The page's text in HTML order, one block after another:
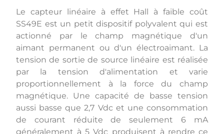
Le capteur linéaire à effet Hall à faible coût
SS49E est un petit dispositif polyvalent qui est
actionné par le champ magnétique d'un
aimant permanent ou d'un électroaimant. La
tension de sortie de source linéaire est réalisée
par la tension d'alimentation et varie
proportionnellement à la force du champ
magnétique. Une capacité de basse tension
aussi basse que 2,7 Vdc et une consommation
de courant réduite de seulement 6 mA
généralement à 5 Vdc produisent à rendre ce